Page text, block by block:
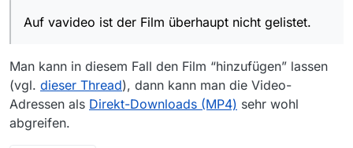
Übrigens, “Verbrannte Erde” ist im weitesten Sinn
0Erde
Danke!
Auf vavideo ist der Film überhaupt nicht gelistet.
Man kann in diesem Fall den Film “hinzufügen” lassen
(vgl. dieser Thread), dann kann man die Video-
Adressen als Direkt-Downloads (MP4) sehr wohl
abgreifen.